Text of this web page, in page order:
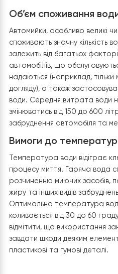
Обсяг споживання, вимоги
насос може оптимізувати
Об’єм споживання
Автомийки, особливо
споживають значну
залежить від багатьох